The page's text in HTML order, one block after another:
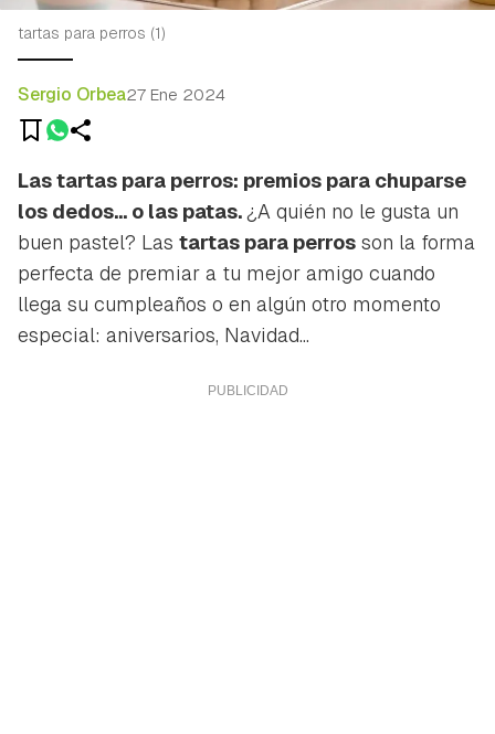
tartas para perros (1)
Sergio Orbea27 Ene 2024
Las tartas para perros: premios para chuparse
los dedos... o las patas.¿A quién no le gusta un
buen pastel? Las tartas para perros son la forma
perfecta de premiar a tu mejor amigo cuando
llega su cumpleaños o en algún otro momento
especial: aniversarios, Navidad...